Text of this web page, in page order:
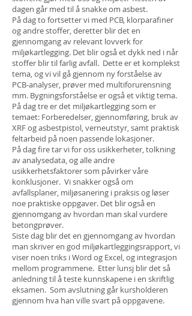
dagen går med til å snakke om asbest.
På dag to fortsetter vi med PCB, klorparafiner
og andre stoffer, deretter blir det en
gjennomgang av relevant lovverk for
miljøkartlegging. Det blir også et dykk ned i når
stoffer blir til farlig avfall. Dette er et komplekst
tema, og vi vil gå gjennom ny forståelse av
PCB-analyser, prøver med multiforurensning
mm. Bygningsforståelse er også et viktig tema.
På dag tre er det miljøkartlegging som er
temaet: Forberedelser, gjennomføring, bruk av
XRF og asbestpistol, verneutstyr, samt praktisk
feltarbeid på noen passende lokasjoner.
På dag fire tar vi for oss usikkerheter, tolkning
av analysedata, og alle andre
usikkerhetsfaktorer som påvirker våre
konklusjoner. Vi snakker også om
avfallsplaner, miljøsanering i praksis og løser
noe praktiske oppgaver. Det blir også en
gjennomgang av hvordan man skal vurdere
betongprøver.
Siste dag blir det en gjennomgang av hvordan
man skriver en god miljøkartleggingsrapport, vi
viser noen triks i Word og Excel, og integrasjon
mellom programmene. Etter lunsj blir det så
anledning til å teste kunnskapene i en skriftlig
eksamen. Som avslutning går kursholderen
gjennom hva han ville svart på oppgavene.